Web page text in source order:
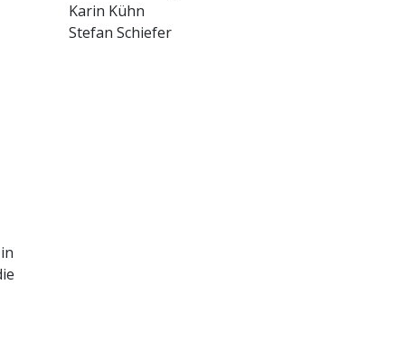
Karin Kühn
Stefan Schiefer